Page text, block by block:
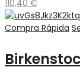
110,40 €
Compra Rápida